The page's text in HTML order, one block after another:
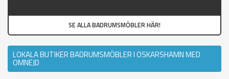
SE ALLA BADRUMSMÖBLER HÄR!
LOKALA BUTIKER BADRUMSMÖBLER I OSKARSHAMN MED
OMNEJD